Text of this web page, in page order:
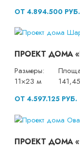
ОТ 4.894.500 РУБ.
ПРОЕКТ ДОМА
Размеры:
11×23 м
ОТ 4.597.125 РУБ.
ПРОЕКТ ДОМА